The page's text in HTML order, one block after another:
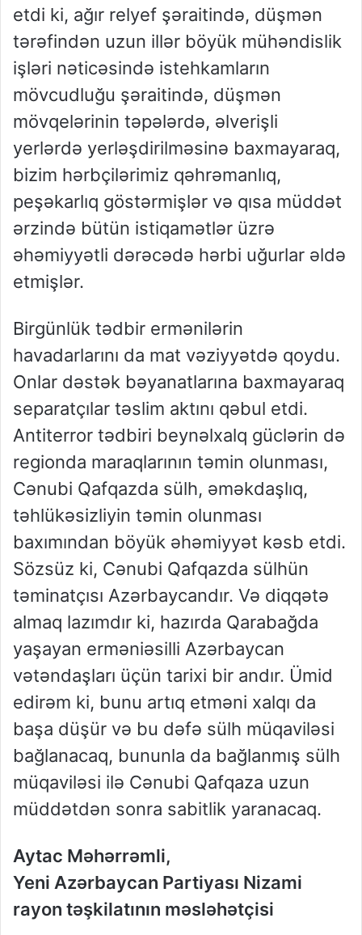
etdi ki, ağır relyef şəraitində, düşmən
tərəfindən uzun illər böyük mühəndislik
işləri nəticəsində istehkamların
mövcudluğu şəraitində, düşmən
mövqelərinin təpələrdə, əlverişli
yerlərdə yerləşdirilməsinə baxmayaraq,
bizim hərbçilərimiz qəhrəmanlıq,
peşəkarlıq göstərmişlər və qısa müddət
ərzində bütün istiqamətlər üzrə
əhəmiyyətli dərəcədə hərbi uğurlar əldə
etmişlər.
Birgünlük tədbir ermənilərin
havadarlarını da mat vəziyyətdə qoydu.
Onlar dəstək bəyanatlarına baxmayaraq
separatçılar təslim aktını qəbul etdi.
Antiterror tədbiri beynəlxalq güclərin də
regionda maraqlarının təmin olunması,
Cənubi Qafqazda sülh, əməkdaşlıq,
təhlükəsizliyin təmin olunması
baxımından böyük əhəmiyyət kəsb etdi.
Sözsüz ki, Cənubi Qafqazda sülhün
təminatçısı Azərbaycandır. Və diqqətə
almaq lazımdır ki, hazırda Qarabağda
yaşayan erməniəsilli Azərbaycan
vətəndaşları üçün tarixi bir andır. Ümid
edirəm ki, bunu artıq etməni xalqı da
başa düşür və bu dəfə sülh müqaviləsi
bağlanacaq, bununla da bağlanmış sülh
müqaviləsi ilə Cənubi Qafqaza uzun
müddətdən sonra sabitlik yaranacaq.
Aytac Məhərrəmli,
Yeni Azərbaycan Partiyası Nizami
rayon təşkilatının məsləhətçisi